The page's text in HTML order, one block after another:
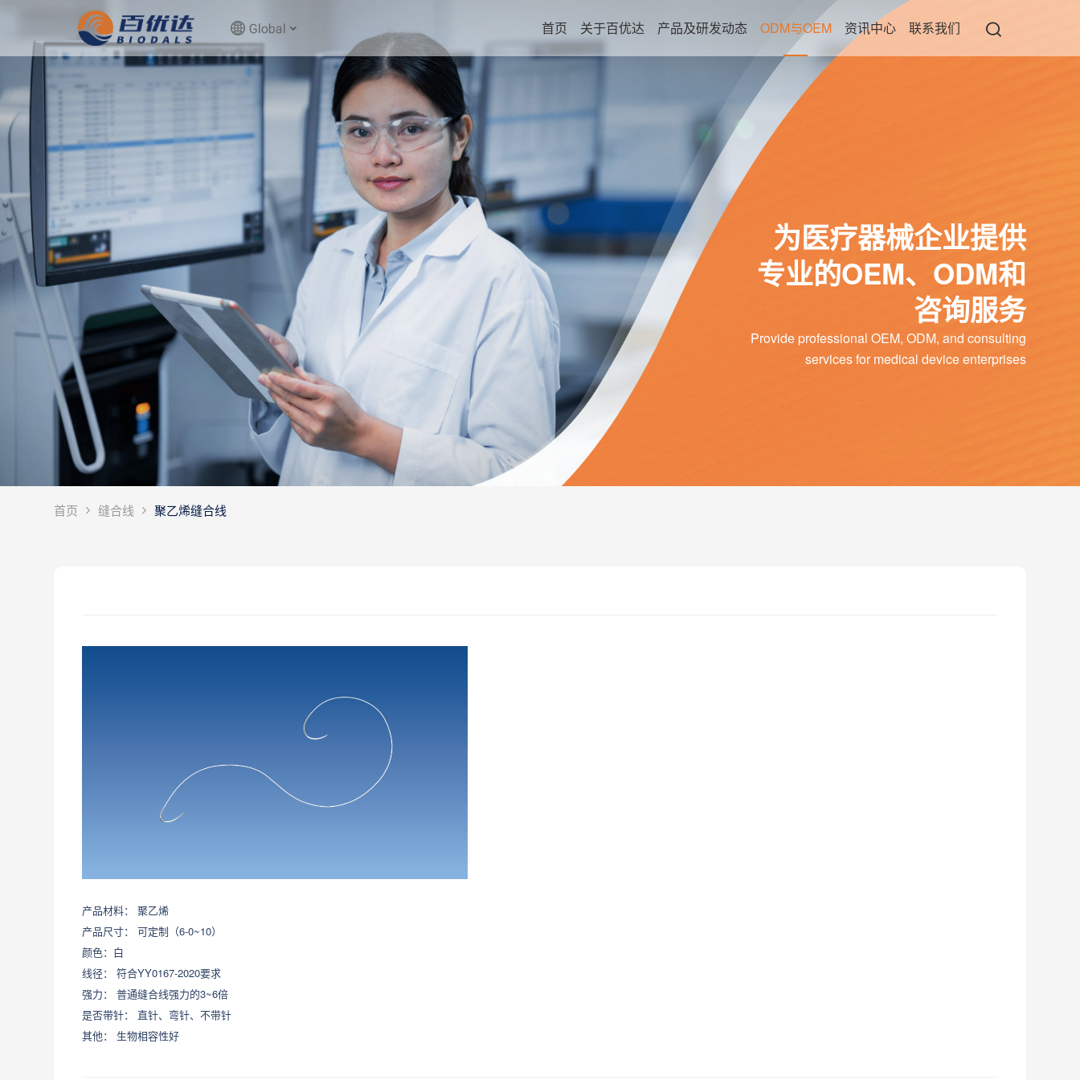
首页 关于百优达 产品及研发动态 ODM与OEM 资讯中心 联系我们
为医疗器械企业提供
专业的OEM、ODM和
咨询服务
Provide professional OEM, ODM, and consulting
services for medical device enterprises
首页 缝合线 聚乙烯缝合线
产品材料： 聚乙烯
产品尺寸： 可定制（6-0~10）
颜色：白
线径： 符合YY0167-2020要求
强力： 普通缝合线强力的3~6倍
是否带针： 直针、弯针、不带针
其他： 生物相容性好